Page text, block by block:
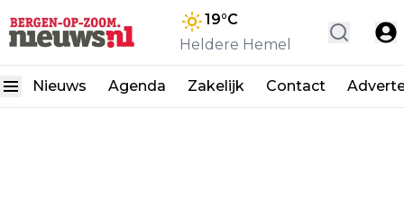
19°C
Heldere Hemel
Nieuws Agenda Zakelijk Contact